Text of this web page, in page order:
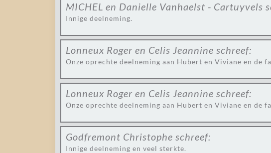
MICHEL en Danielle Vanhaelst - Cartuyvels
Innige deelneming.
Lonneux Roger en Celis Jeannine schreef:
Onze oprechte deelneming aan Hubert en Viviane en de
Lonneux Roger en Celis Jeannine schreef:
Onze oprechte deelneming aan Hubert en Viviane en de
Godfremont Christophe schreef:
Innige deelneming en veel sterkte.